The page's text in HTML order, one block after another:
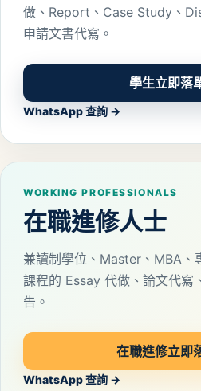
做、Report、Case Study、
申請文書代寫。
學生立即落
WhatsApp 查詢 →
WORKING PROFESSIONALS
在職進修人士
兼讀制學位、Master、MBA、
課程的 Essay 代做、論文代寫
告。
在職進修立即
WhatsApp 查詢 →